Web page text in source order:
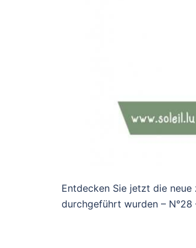
Entdecken Sie jetzt die
durchgeführt wurden –